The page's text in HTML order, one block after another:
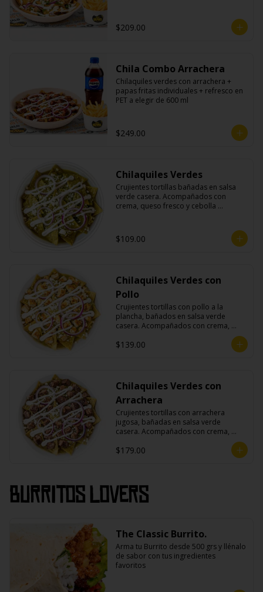
$209.00
Chila Combo Arrachera
Chilaquiles verdes con arrachera +
papas fritas individuales + refresco en
PET a elegir de 600 ml
$249.00
Chilaquiles Verdes
Crujientes tortillas bañadas en salsa
verde casera. Acompañados con
crema, queso fresco y cebolla
$109.00
Chilaquiles Verdes con
Pollo
Crujientes tortillas con pollo a la
plancha, bañados en salsa verde
casera. Acompañados con crema,
$139.00
Chilaquiles Verdes con
Arrachera
Crujientes tortillas con arrachera
jugosa, bañadas en salsa verde
casera. Acompañados con crema,
$179.00
Burritos Lovers
The Classic Burrito.
Arma tu Burrito desde 500 grs y llénalo
de sabor con tus ingredientes
favoritos